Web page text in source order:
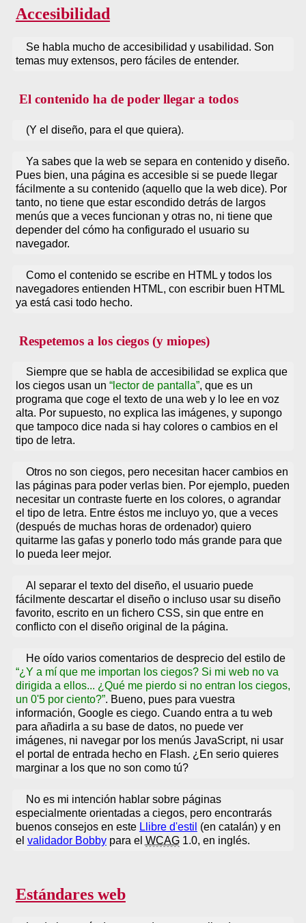
Accesibilidad
Se habla mucho de accesibilidad y usabilidad. Son
temas muy extensos, pero fáciles de entender.
El contenido ha de poder llegar a todos
(Y el diseño, para el que quiera).
Ya sabes que la web se separa en contenido y diseño.
Pues bien, una página es accesible si se puede llegar
fácilmente a su contenido (aquello que la web dice). Por
tanto, no tiene que estar escondido detrás de largos
menús que a veces funcionan y otras no, ni tiene que
depender del cómo ha configurado el usuario su
navegador.
Como el contenido se escribe en HTML y todos los
navegadores entienden HTML, con escribir buen HTML
ya está casi todo hecho.
Respetemos a los ciegos (y miopes)
Siempre que se habla de accesibilidad se explica que
los ciegos usan un lector de pantalla , que es un
programa que coge el texto de una web y lo lee en voz
alta. Por supuesto, no explica las imágenes, y supongo
que tampoco dice nada si hay colores o cambios en el
tipo de letra.
Otros no son ciegos, pero necesitan hacer cambios en
las páginas para poder verlas bien. Por ejemplo, pueden
necesitar un contraste fuerte en los colores, o agrandar
el tipo de letra. Entre éstos me incluyo yo, que a veces
(después de muchas horas de ordenador) quiero
quitarme las gafas y ponerlo todo más grande para que
lo pueda leer mejor.
Al separar el texto del diseño, el usuario puede
fácilmente descartar el diseño o incluso usar su diseño
favorito, escrito en un fichero CSS, sin que entre en
conflicto con el diseño original de la página.
He oído varios comentarios de desprecio del estilo de
¿Y a mí que me importan los ciegos? Si mi web no va
dirigida a ellos... ¿Qué me pierdo si no entran los ciegos,
un 0'5 por ciento? . Bueno, pues para vuestra
información, Google es ciego. Cuando entra a tu web
para añadirla a su base de datos, no puede ver
imágenes, ni navegar por los menús JavaScript, ni usar
el portal de entrada hecho en Flash. ¿En serio quieres
marginar a los que no son como tú?
No es mi intención hablar sobre páginas
especialmente orientadas a ciegos, pero encontrarás
buenos consejos en este Llibre d'estil (en catalán) y en
el validador Bobbypara el WCAG1.0, en inglés.
Estándares web